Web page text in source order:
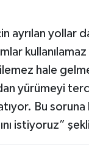
ayrılan yollar
hale
yürümeyi
Bu soruna
istiyoruz”